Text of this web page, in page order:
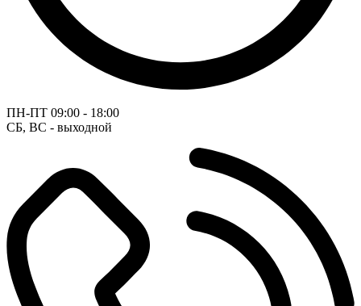
ПН-ПТ 09:00 - 18:00
СБ, ВС - выходной